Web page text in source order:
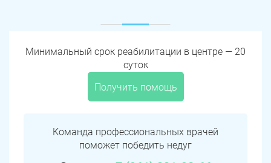
Минимальный срок реабилитации в центре — 20
суток
Получить помощь
Команда профессиональных врачей
поможет победить недуг